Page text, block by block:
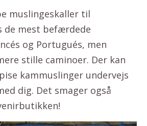
muslingeskaller til
de mest befærdede
og Portugués, men
stille caminoer. Der kan
kammuslinger undervejs
dig. Det smager også